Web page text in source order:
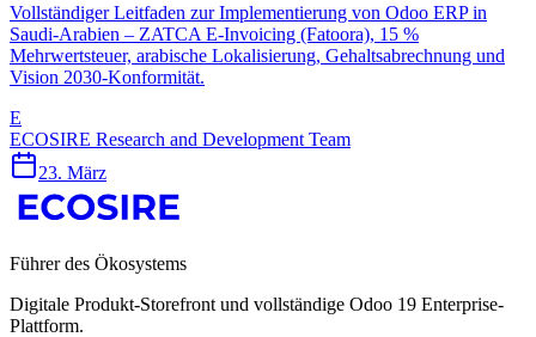
Vollständiger Leitfaden zur Implementierung von Odoo ERP in
Saudi-Arabien – ZATCA E-Invoicing (Fatoora), 15 %
Mehrwertsteuer, arabische Lokalisierung, Gehaltsabrechnung und
Vision 2030-Konformität.
E
ECOSIRE Research and Development Team
23. März
Führer des Ökosystems
Digitale Produkt-Storefront und vollständige Odoo 19 Enterprise-
Plattform.